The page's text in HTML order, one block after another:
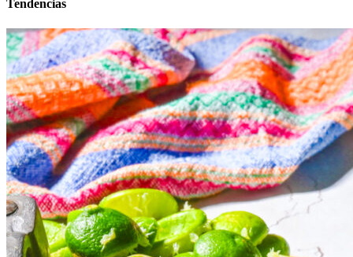
Tendencias